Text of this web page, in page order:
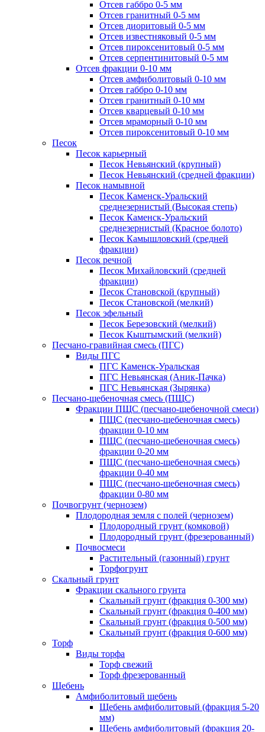
Отсев габбро 0-5 мм
Отсев гранитный 0-5 мм
Отсев диоритовый 0-5 мм
Отсев известняковый 0-5 мм
Отсев пироксенитовый 0-5 мм
Отсев серпентинитовый 0-5 мм
Отсев фракции 0-10 мм
Отсев амфиболитовый 0-10 мм
Отсев габбро 0-10 мм
Отсев гранитный 0-10 мм
Отсев кварцевый 0-10 мм
Отсев мраморный 0-10 мм
Отсев пироксенитовый 0-10 мм
Песок
Песок карьерный
Песок Невьянский (крупный)
Песок Невьянский (средней фракции)
Песок намывной
Песок Каменск-Уральский
среднезернистый (Высокая степь)
Песок Каменск-Уральский
среднезернистый (Красное болото)
Песок Камышловский (средней
фракции)
Песок речной
Песок Михайловский (средней
фракции)
Песок Становской (крупный)
Песок Становской (мелкий)
Песок эфельный
Песок Березовский (мелкий)
Песок Кыштымский (мелкий)
Песчано-гравийная смесь (ПГС)
Виды ПГС
ПГС Каменск-Уральская
ПГС Невьянская (Аник-Пачка)
ПГС Невьянская (Зырянка)
Песчано-щебеночная смесь (ПЩС)
Фракции ПЩС (песчано-щебеночной смеси)
ПЩС (песчано-щебеночная смесь)
фракции 0-10 мм
ПЩС (песчано-щебеночная смесь)
фракции 0-20 мм
ПЩС (песчано-щебеночная смесь)
фракции 0-40 мм
ПЩС (песчано-щебеночная смесь)
фракции 0-80 мм
Почвогрунт (чернозем)
Плодородная земля с полей (чернозем)
Плодородный грунт (комковой)
Плодородный грунт (фрезерованный)
Почвосмеси
Растительный (газонный) грунт
Торфогрунт
Скальный грунт
Фракции скального грунта
Скальный грунт (фракция 0-300 мм)
Скальный грунт (фракция 0-400 мм)
Скальный грунт (фракция 0-500 мм)
Скальный грунт (фракция 0-600 мм)
Торф
Виды торфа
Торф свежий
Торф фрезерованный
Щебень
Амфиболитовый щебень
Щебень амфиболитовый (фракция 5-20
мм)
Щебень амфиболитовый (фракция 20-